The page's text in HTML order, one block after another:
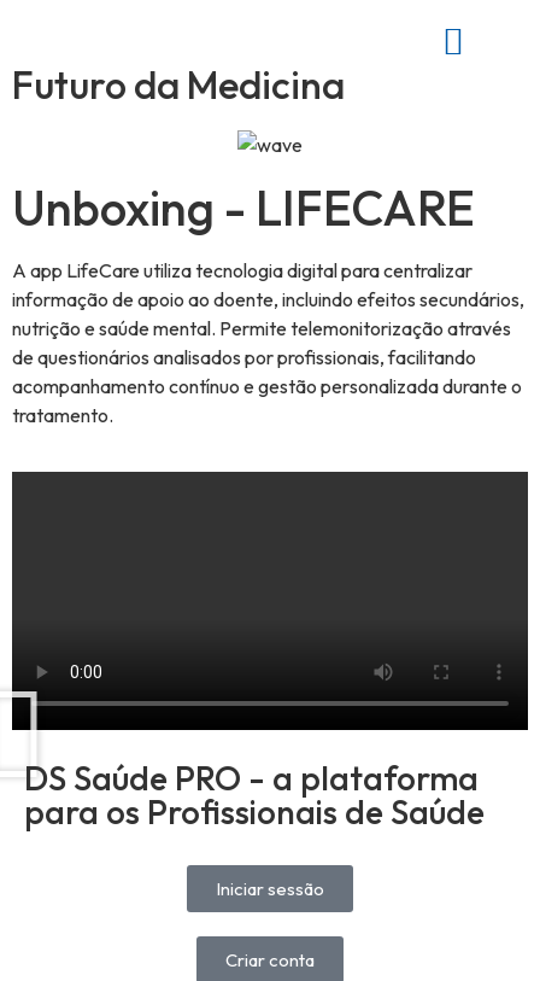
Futuro da Medicina
Unboxing - LIFECARE
A app LifeCare utiliza tecnologia digital para centralizar
informação de apoio ao doente, incluindo efeitos secundários,
nutrição e saúde mental. Permite telemonitorização através
de questionários analisados por profissionais, facilitando
acompanhamento contínuo e gestão personalizada durante o
tratamento.
DS Saúde PRO - a plataforma
para os Profissionais de Saúde
Iniciar sessão
Criar conta